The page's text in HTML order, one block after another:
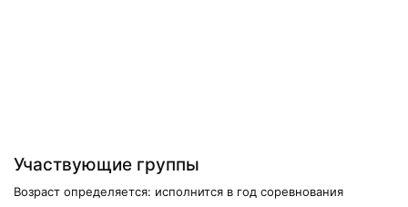
Участвующие группы
Возраст определяется: исполнится в год соревнования